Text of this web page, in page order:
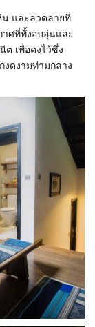
และลวดลายที่
ศที่ทั้งอบอุ่นและ
ต เพื่อคงไว้ซึ่ง
ดงามท่ามกลาง